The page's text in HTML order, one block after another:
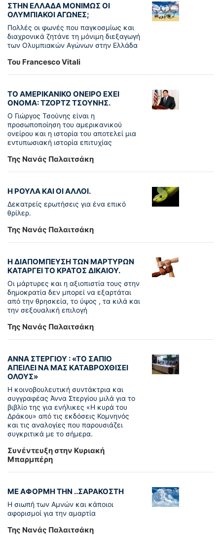
ΣΤΗΝ ΕΛΛΑΔΑ ΜΟΝΙΜΩΣ ΟΙ
ΟΛΥΜΠΙΑΚΟΙ ΑΓΩΝΕΣ;
Πολλές οι φωνές που παγκοσμίως και
διαχρονικά ζητάνε τη μόνιμη διεξαγωγή
των Ολυμπιακών Αγώνων στην Ελλάδα
Του Francesco Vitali
ΤΟ ΑΜΕΡΙΚΑΝΙΚΟ ΟΝΕΙΡΟ ΕΧΕΙ
ΟΝΟΜΑ: ΤΖΟΡΤΖ ΤΣΟΥΝΗΣ.
Ο Γιώργος Τσούνης είναι η
προσωποποίηση του αμερικανικού
ονείρου και η ιστορία του αποτελεί μια
εντυπωσιακή ιστορία επιτυχίας
Της Νανάς Παλαιτσάκη
Η ΡΟΥΛΑ ΚΑΙ ΟΙ ΑΛΛΟΙ.
Δεκατρείς ερωτήσεις για ένα επικό
θρίλερ.
Της Νανάς Παλαιτσάκη
Η ΔΙΑΠΟΜΠΕΥΣΗ ΤΩΝ ΜΑΡΤΥΡΩΝ
ΚΑΤΑΡΓΕΙ ΤΟ ΚΡΑΤΟΣ ΔΙΚΑΙΟΥ.
Οι μάρτυρες και η αξιοπιστία τους στην
δημοκρατία δεν μπορεί να εξαρτάται
από την θρησκεία, το ύψος , τα κιλά και
την σεξουαλική επιλογή
Της Νανάς Παλαιτσάκη
ΑΝΝΑ ΣΤΕΡΓΙΟΥ : «ΤΟ ΣΑΠΙΟ
ΑΠΕΙΛΕΙ ΝΑ ΜΑΣ ΚΑΤΑΒΡΟΧΘΙΣΕΙ
ΟΛΟΥΣ»
Η κοινοβουλευτική συντάκτρια και
συγγραφέας Άννα Στεργίου μιλά για το
βιβλίο της για ενήλικες «Η κυρά του
Δράκου» από τις εκδόσεις Κομνηνός
και τις αναλογίες που παρουσιάζει
συγκριτικά με το σήμερα.
Συνέντευξη στην Κυριακή
Μπαρμπέρη
ΜΕ ΑΦΟΡΜΗ ΤΗΝ ..ΣΑΡΑΚΟΣΤΗ
Η σιωπή των Αμνών και κάποιοι
αφορισμοί για την αμαρτία
Της Νανάς Παλαιτσάκη